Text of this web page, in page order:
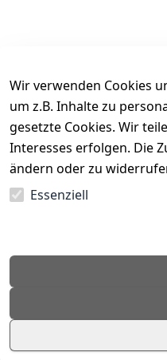
Es hat noch niemand
Wir verwenden Cookies
um z.B. Inhalte zu
gesetzte Cookies. Wir
Interesses erfolgen. Die
ändern oder zu
Essenziell